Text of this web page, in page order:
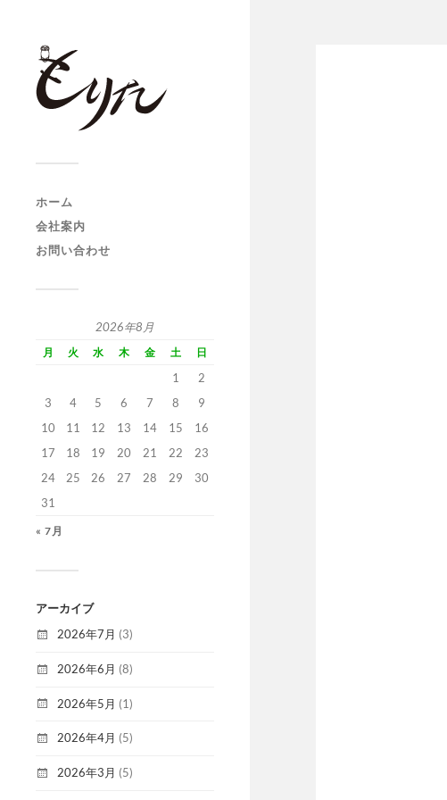
ホーム
会社案内
お問い合わせ
2026年8月
月 火 水 木 金 土 日
1
2
3
4 5 6 7 8
9
10
11 12 13 14 15
16
17
18 19 20 21 22
23
24
25 26 27 28 29
30
31
« 7月
アーカイブ
2026年7月 (3)
2026年6月 (8)
2026年5月 (1)
2026年4月 (5)
2026年3月 (5)